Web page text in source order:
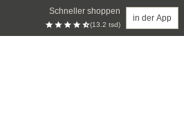
Schneller shoppen
(13.2 tsd)
in der App